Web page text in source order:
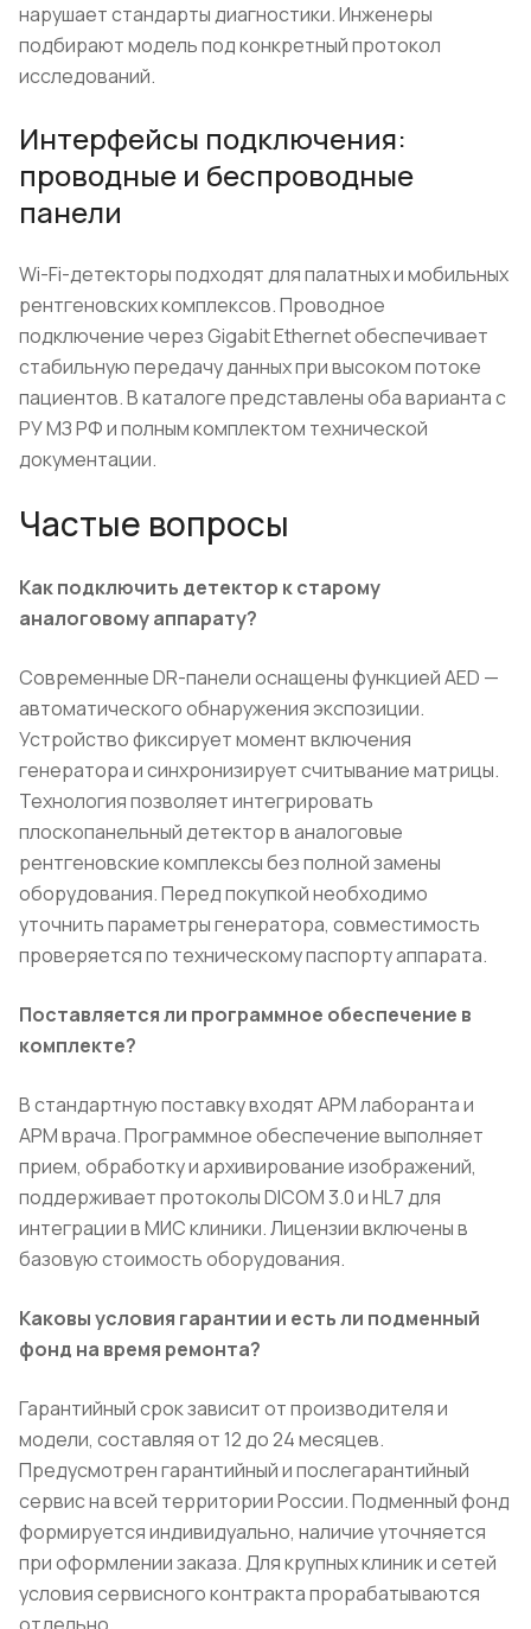
нарушает стандарты диагностики. Инженеры
подбирают модель под конкретный протокол
исследований.
Интерфейсы подключения:
проводные и беспроводные
панели
Wi-Fi-детекторы подходят для палатных и мобильных
рентгеновских комплексов. Проводное
подключение через Gigabit Ethernet обеспечивает
стабильную передачу данных при высоком потоке
пациентов. В каталоге представлены оба варианта с
РУ МЗ РФ и полным комплектом технической
документации.
Частые вопросы
Как подключить детектор к старому
аналоговому аппарату?
Современные DR-панели оснащены функцией AED —
автоматического обнаружения экспозиции.
Устройство фиксирует момент включения
генератора и синхронизирует считывание матрицы.
Технология позволяет интегрировать
плоскопанельный детектор в аналоговые
рентгеновские комплексы без полной замены
оборудования. Перед покупкой необходимо
уточнить параметры генератора, совместимость
проверяется по техническому паспорту аппарата.
Поставляется ли программное обеспечение в
комплекте?
В стандартную поставку входят АРМ лаборанта и
АРМ врача. Программное обеспечение выполняет
прием, обработку и архивирование изображений,
поддерживает протоколы DICOM 3.0 и HL7 для
интеграции в МИС клиники. Лицензии включены в
базовую стоимость оборудования.
Каковы условия гарантии и есть ли подменный
фонд на время ремонта?
Гарантийный срок зависит от производителя и
модели, составляя от 12 до 24 месяцев.
Предусмотрен гарантийный и послегарантийный
сервис на всей территории России. Подменный фонд
формируется индивидуально, наличие уточняется
при оформлении заказа. Для крупных клиник и сетей
условия сервисного контракта прорабатываются